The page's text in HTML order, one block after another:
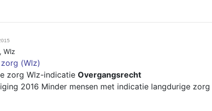
, Wlz
(Wlz)
zorg Wlz-indicatie Overgangsrecht
2016 Minder mensen met indicatie langdurige zorg